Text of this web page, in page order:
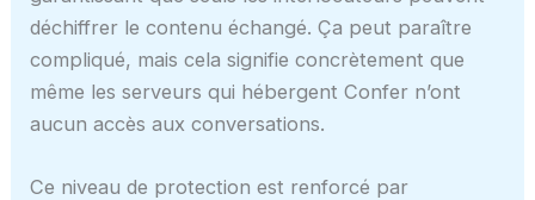
déchiffrer le contenu échangé. Ça peut paraître
compliqué, mais cela signifie concrètement que
même les serveurs qui hébergent Confer n’ont
aucun accès aux conversations.
Ce niveau de protection est renforcé par